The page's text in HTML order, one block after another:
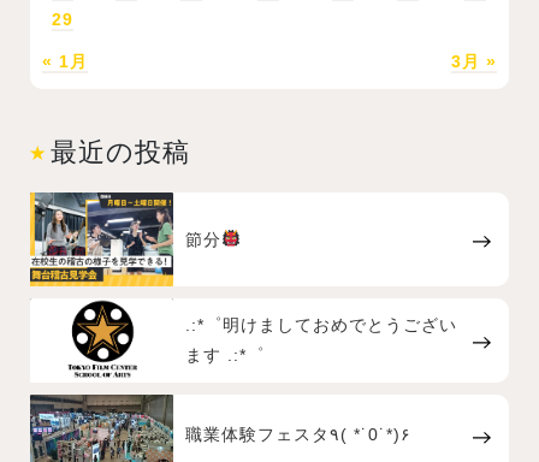
« 1月 3月 »
29
最近の投稿
節分
.:*゜明けましておめでとうござい
ます .:*゜
職業体験フェスタ٩( *˙0˙*)۶